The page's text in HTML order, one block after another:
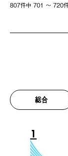
807件中 701 〜 720件
総合
1